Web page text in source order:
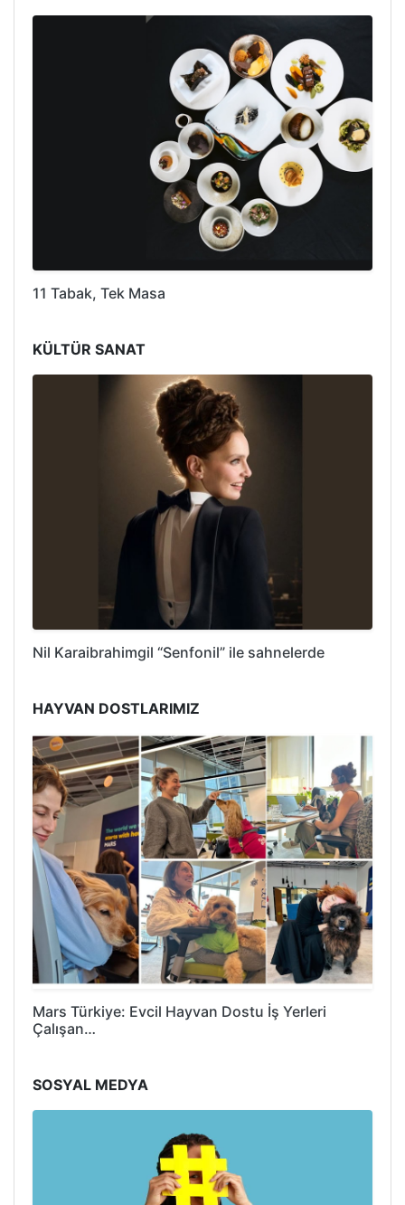
11 Tabak, Tek Masa
KÜLTÜR SANAT
Nil Karaibrahimgil “Senfonil” ile sahnelerde
HAYVAN DOSTLARIMIZ
Mars Türkiye: Evcil Hayvan Dostu İş Yerleri
Çalışan…
SOSYAL MEDYA